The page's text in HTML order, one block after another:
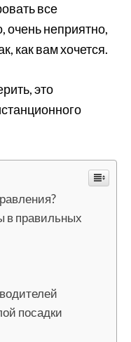
все
очень неприятно,
как вам хочется.
это
в правильных
посадки